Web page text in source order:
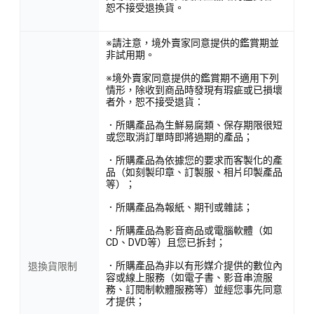
恕不接受退換貨。
退換貨限制
※請注意，境外賣家同意提供的鑑賞期並
非試用期。
※境外賣家同意提供的鑑賞期不適用下列
情形，除收到商品時發現有瑕疵或已損壞
者外，恕不接受退貨：
．所購產品為生鮮易腐類、保存期限很短
或您取消訂單時即將過期的產品；
．所購產品為依據您的要求而客製化的產
品（如刻製印章、訂製服、相片印製產品
等）；
．所購產品為報紙、期刊或雜誌；
．所購產品為影音商品或電腦軟體（如
CD、DVD等）且您已拆封；
．所購產品為非以有形媒介提供的數位內
容或線上服務（如電子書、影音串流服
務、訂閱制軟體服務等）並經您事先同意
才提供；